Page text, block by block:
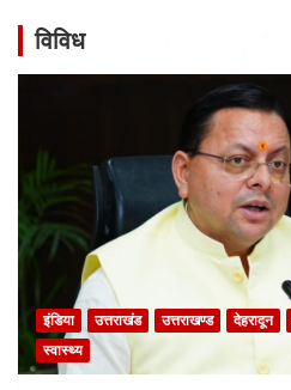
विविध
इंडिया उत्तराखंड उत्तराखण्ड देहरादून
स्वास्थ्य